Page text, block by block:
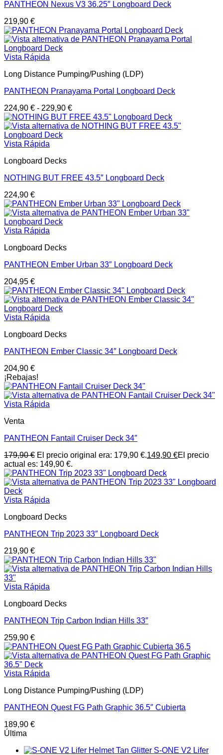
PANTHEON Nexus V3 36.25″ Longboard Deck
219,90 €
Vista Rápida
Long Distance Pumping/Pushing (LDP)
PANTHEON Pranayama Portal Longboard Deck
224,90 € - 229,90 €
Vista Rápida
Longboard Decks
NOTHING BUT FREE 43.5″ Longboard Deck
224,90 €
Vista Rápida
Longboard Decks
PANTHEON Ember Urban 33″ Longboard Deck
204,95 €
Vista Rápida
Longboard Decks
PANTHEON Ember Classic 34″ Longboard Deck
204,90 €
¡Rebajas!
Vista Rápida
Venta
PANTHEON Fantail Cruiser Deck 34″
179,90€ El precio original era: 179,90 €.149,90 €El precio
actual es: 149,90 €.
Vista Rápida
Longboard Decks
PANTHEON Trip 2023 33″ Longboard Deck
219,90 €
Vista Rápida
Longboard Decks
PANTHEON Trip Carbon Indian Hills 33″
259,90 €
Vista Rápida
Long Distance Pumping/Pushing (LDP)
PANTHEON Quest FG Path Graphic 36.5″ Cubierta
189,90 €
Última
S-ONE V2 Lifer